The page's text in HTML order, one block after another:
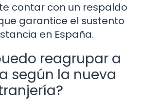
contar con un respaldo
garantice el sustento
en España.
reagrupar a
según la nueva